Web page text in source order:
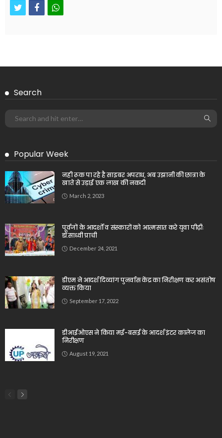
twitterfacebookwhatsapp
Search
Popular Week
नही रूक पा रहे है साइबर अपराध, अब उझानी की छात्रा के
खाते से उड़ाई एक लाख की नकदी
March 2, 2023
पूर्वजों के आदर्शों व संस्कारों को आत्मसात करे युवा पीढ़ीः
डॉ.साध्वी प्राची
December 24, 2021
डीएम ने आदर्श दिव्यांग पुनर्वास केंद्र का निरीक्षण कर असंतोष
व्यक्त किया
September 17, 2022
डीआईओएस ने किया मई-बसई के आदर्श इंटर कालेज का
निरीक्षण
August 19, 2021